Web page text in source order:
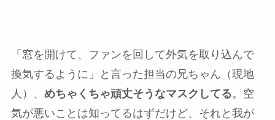
「窓を開けて、ファンを回して外気を取り込んで
換気するように」と言った担当の兄ちゃん（現地
人）、 めちゃくちゃ頑丈そうなマスクしてる。空
気が悪いことは知ってるはずだけど、それと我が